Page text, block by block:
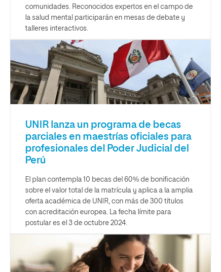
comunidades. Reconocidos expertos en el campo de
la salud mental participarán en mesas de debate y
talleres interactivos.
UNIR lanza un programa de becas
parciales en maestrías oficiales para
profesionales del Poder Judicial del
Perú
El plan contempla 10 becas del 60% de bonificación
sobre el valor total de la matrícula y aplica a la amplia
oferta académica de UNIR, con más de 300 títulos
con acreditación europea. La fecha límite para
postular es el 3 de octubre 2024.